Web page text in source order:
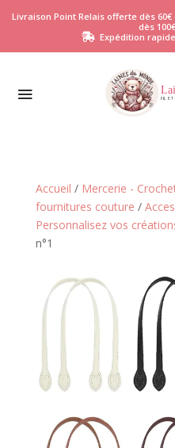
Livraison Point Relais offerte dès
dès
 Expédition rapide
FIL ET
Accueil / Mercerie -
fournitures couture /
Personnalisez vos
n°1